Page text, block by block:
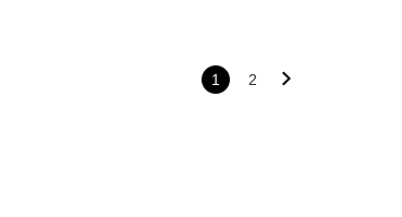
Main/3/all/20140616/64305646/1 ..
1 2